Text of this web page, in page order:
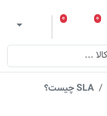
لیست مورد علاقه
۰
سبد خرید
۰
SLA چیست؟